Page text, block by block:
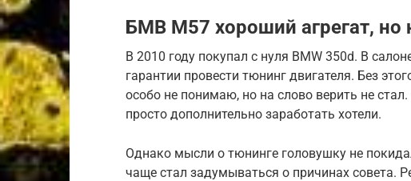
БМВ М57 хороший агрегат, но
В 2010 году покупал с нуля BMW 350d. В
гарантии провести тюнинг двигателя. Без
особо не понимаю, но на слово верить не
просто дополнительно заработать хотели.
Однако мысли о тюнинге головушку не
чаще стал задумываться о причинах совета.